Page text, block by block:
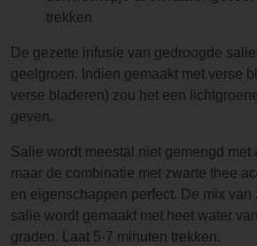
trekken
De gezette infusie van gedroogde
geelgroen. Indien gemaakt met verse
verse bladeren) zou het een
geven.
Salie wordt meestal niet gemengd met
maar de combinatie met zwarte thee
en eigenschappen perfect. De mix van
salie wordt gemaakt met heet water
graden. Laat 5-7 minuten trekken.